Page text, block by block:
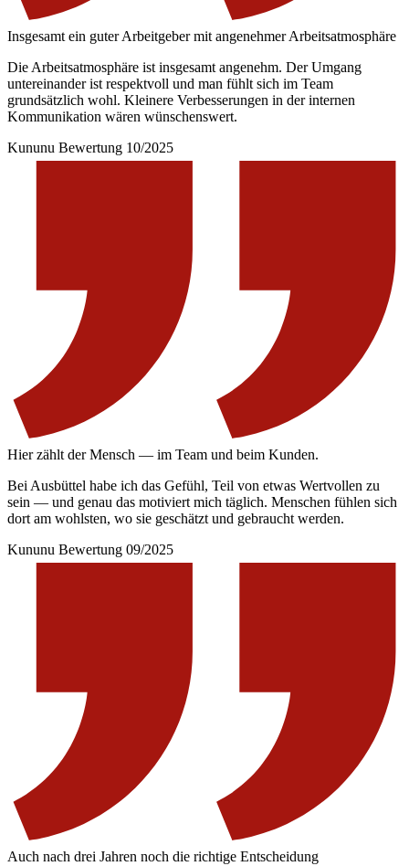
Insgesamt ein guter Arbeitgeber mit angenehmer Arbeitsatmosphäre
Die Arbeitsatmosphäre ist insgesamt angenehm. Der Umgang
untereinander ist respektvoll und man fühlt sich im Team
grundsätzlich wohl. Kleinere Verbesserungen in der internen
Kommunikation wären wünschenswert.
Kununu Bewertung 10/2025
Hier zählt der Mensch — im Team und beim Kunden.
Bei Ausbüttel habe ich das Gefühl, Teil von etwas Wertvollen zu
sein — und genau das motiviert mich täglich. Menschen fühlen sich
dort am wohlsten, wo sie geschätzt und gebraucht werden.
Kununu Bewertung 09/2025
Auch nach drei Jahren noch die richtige Entscheidung